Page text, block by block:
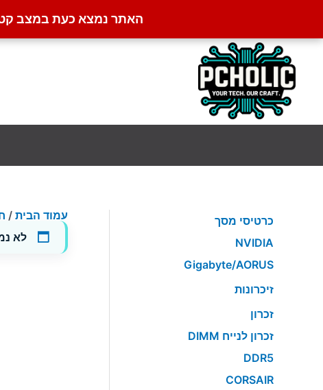
האתר נמצא כעת במצב
דילוג
כרטיסי מסך
NVIDIA
Gigabyte/AORUS
זיכרונות
זכרון
זכרון לנייח DIMM
DDR5
CORSAIR
עמוד הבית /
לא